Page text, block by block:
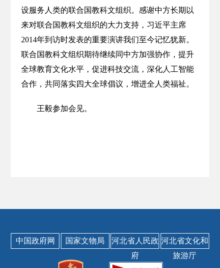
设服务人类的联合国教科文组织。感谢中方长期以
来对联合国教科文组织的大力支持，习近平主席
2014年到访时发表的重要演讲我们至今记忆犹新。
联合国教科文组织期待继续同中方加强协作，提升
全球教育文化水平，促进科技交流，深化人工智能
合作，共同落实四大全球倡议，增进全人类福祉。
王毅参加会见。
中国政府网 国家文物局
河北省人民政
府
河北省文化和
旅游厅